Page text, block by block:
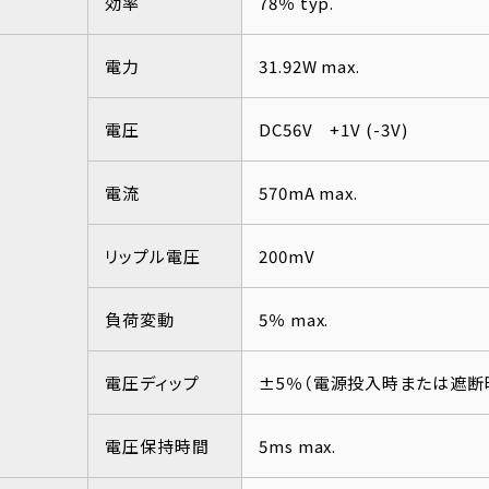
電力 31.92W max.
電圧 DC56V +1V (-3V)
電流 570mA max.
リップル電圧 200mV
負荷変動 5％ max.
電圧ディップ ±5％（電源投入時または遮断
電圧保持時間 5ms max.